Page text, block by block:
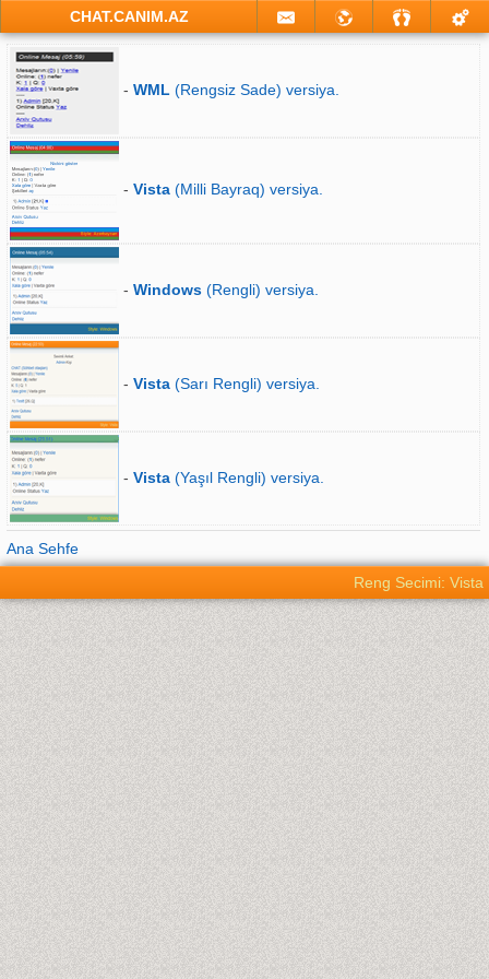
CHAT.CANIM.AZ
- WML (Rengsiz Sade) versiya.
- Vista (Milli Bayraq) versiya.
- Windows (Rengli) versiya.
- Vista (Sarı Rengli) versiya.
- Vista (Yaşıl Rengli) versiya.
Ana Sehfe
Reng Secimi: Vista